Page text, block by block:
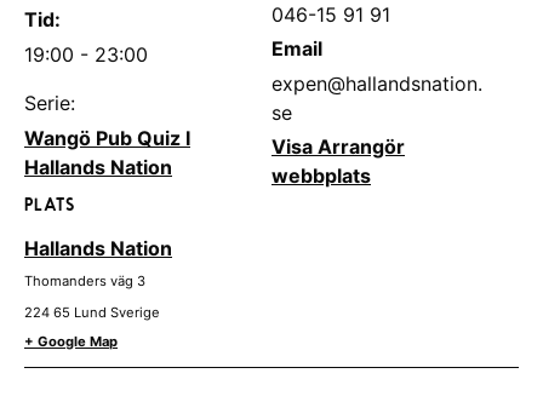
Tid:
19:00 - 23:00
Serie:
Wangö Pub Quiz I
Hallands Nation
PLATS
Hallands Nation
Thomanders väg 3
224 65 Lund Sverige
+ Google Map
046-15 91 91
Email
expen@hallandsnation.
se
Visa Arrangör
webbplats